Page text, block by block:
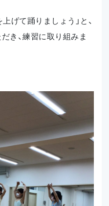
げて踊りましょう」と、
き、練習に取り組みま